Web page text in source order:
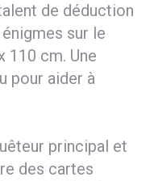
de déduction
sur le
110 cm. Une
pour aider à
principal et
des cartes